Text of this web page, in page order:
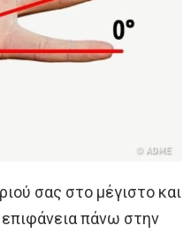
σας στο μέγιστο και
πάνω στην